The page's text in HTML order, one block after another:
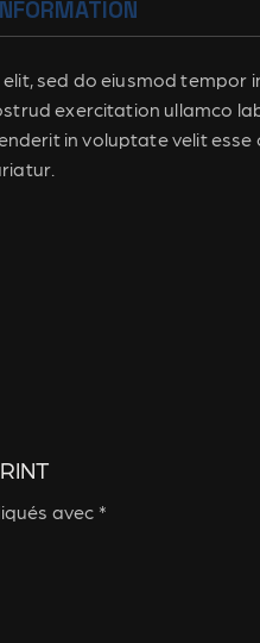
sed do eiusmod tempor
exercitation ullamco
in voluptate velit esse
avec *